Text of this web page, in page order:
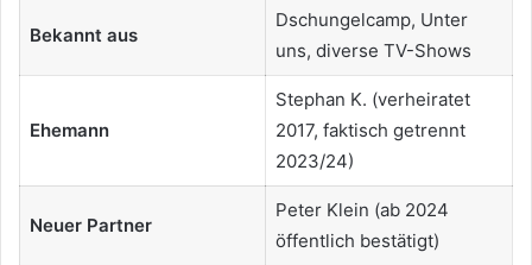
Bekannt aus
Dschungelcamp, Unter
uns, diverse TV-Shows
Ehemann
Stephan K. (verheiratet
2017, faktisch getrennt
2023/24)
Neuer Partner
Peter Klein (ab 2024
öffentlich bestätigt)